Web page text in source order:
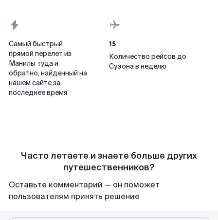
Самый быстрый
прямой перелет из
Манилы туда и
обратно, найденный на
нашем сайте за
последнее время
15
Количество рейсов до
Суэона в неделю
Часто летаете и знаете больше других
путешественников?
Оставьте комментарий — он поможет
пользователям принять решение